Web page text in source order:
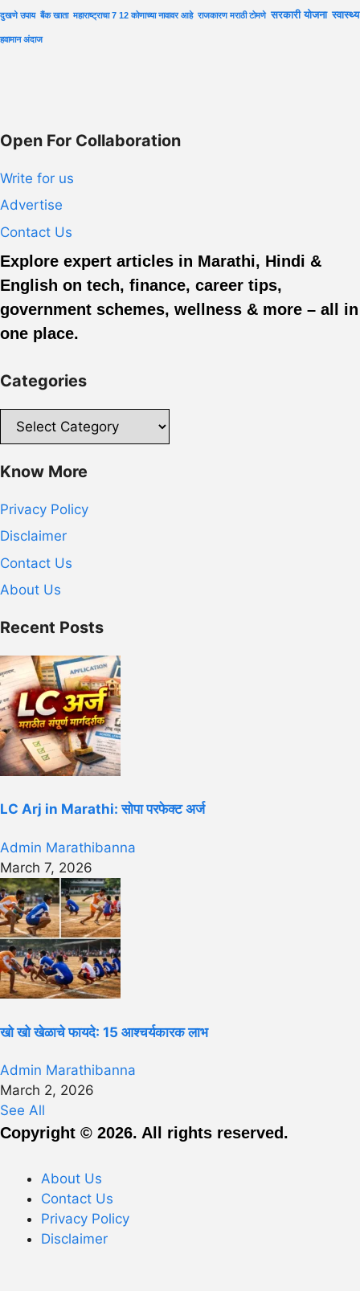
दुखणे उपाय बैंक खाता महाराष्ट्राचा 7 12 कोणाच्या नावावर आहे राजकारण मराठी टोमणे सरकारी योजना स्वास्थ्य
हवामान अंदाज
Open For Collaboration
Write for us
Advertise
Contact Us
Explore expert articles in Marathi, Hindi &
English on tech, finance, career tips,
government schemes, wellness & more – all in
one place.
Categories
Categories
Know More
Privacy Policy
Disclaimer
Contact Us
About Us
Recent Posts
LC Arj in Marathi: सोपा परफेक्ट अर्ज
Admin Marathibanna
March 7, 2026
खो खो खेळाचे फायदे: 15 आश्चर्यकारक लाभ
Admin Marathibanna
March 2, 2026
See All
Copyright © 2026. All rights reserved.
About Us
Contact Us
Privacy Policy
Disclaimer